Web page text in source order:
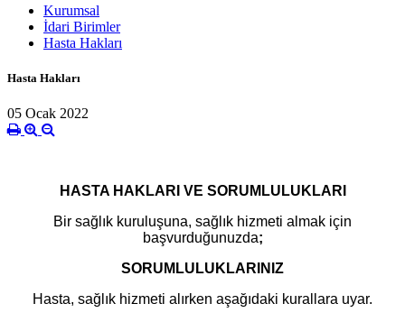
Kurumsal
İdari Birimler
Hasta Hakları
Hasta Hakları
05 Ocak 2022
HASTA HAKLARI VE SORUMLULUKLARI
Bir sağlık kuruluşuna, sağlık hizmeti almak için
başvurduğunuzda;
SORUMLULUKLARINIZ
Hasta, sağlık hizmeti alırken aşağıdaki kurallara uyar.